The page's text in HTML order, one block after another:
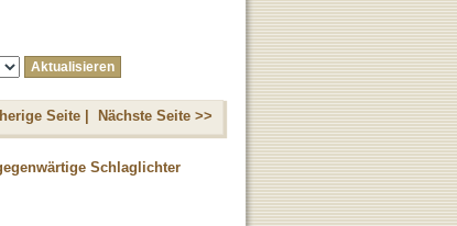
Seite | Nächste Seite >>
Schlaglichter